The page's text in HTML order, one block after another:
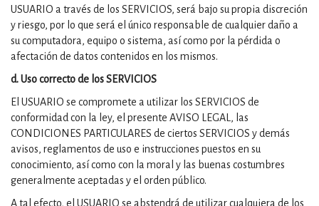
USUARIO a través de los SERVICIOS, será bajo su propia discreción
y riesgo, por lo que será el único responsable de cualquier daño a
su computadora, equipo o sistema, así como por la pérdida o
afectación de datos contenidos en los mismos.
d. Uso correcto de los SERVICIOS
El USUARIO se compromete a utilizar los SERVICIOS de
conformidad con la ley, el presente AVISO LEGAL, las
CONDICIONES PARTICULARES de ciertos SERVICIOS y demás
avisos, reglamentos de uso e instrucciones puestos en su
conocimiento, así como con la moral y las buenas costumbres
generalmente aceptadas y el orden público.
A tal efecto, el USUARIO se abstendrá de utilizar cualquiera de los